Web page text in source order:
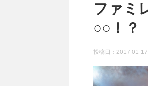
ファミ
○○！？
投稿日： 2017-01-17